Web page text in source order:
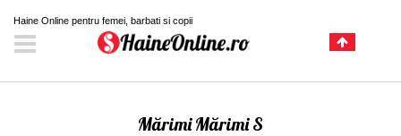
Haine Online pentru femei, barbati si copii
Mărimi Mărimi S